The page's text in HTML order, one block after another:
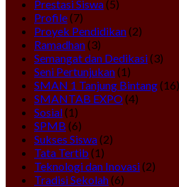
Prestasi Siswa(5)
Profile(7)
Proyek Pendidikan(2)
Ramadhan(3)
Semangat dan Dedikasi(3)
Seni Pertunjukan(1)
SMAN 1 Tanjung Bintang(16)
SMANTAB EXPO(4)
Sosial(1)
SPMB (6)
Sukses Siswa(2)
Tata Tertib (1)
Teknologi dan Inovasi(2)
Tradisi Sekolah(6)